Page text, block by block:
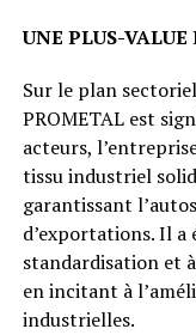
UNE PLUS-
Sur le plan
PROMETAL est
acteurs,
tissu industriel
garantissant
d’exportations. Il
standardisation et
en incitant à
industrielles.